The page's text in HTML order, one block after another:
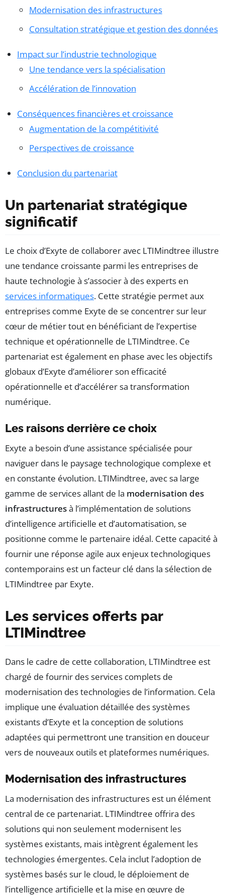
Modernisation des infrastructures
Consultation stratégique et gestion des données
Impact sur l’industrie technologique
Une tendance vers la spécialisation
Accélération de l’innovation
Conséquences financières et croissance
Augmentation de la compétitivité
Perspectives de croissance
Conclusion du partenariat
Un partenariat stratégique
significatif
Le choix d’Exyte de collaborer avec LTIMindtree illustre
une tendance croissante parmi les entreprises de
haute technologie à s’associer à des experts en
services informatiques. Cette stratégie permet aux
entreprises comme Exyte de se concentrer sur leur
cœur de métier tout en bénéficiant de l’expertise
technique et opérationnelle de LTIMindtree. Ce
partenariat est également en phase avec les objectifs
globaux d’Exyte d’améliorer son efficacité
opérationnelle et d’accélérer sa transformation
numérique.
Les raisons derrière ce choix
Exyte a besoin d’une assistance spécialisée pour
naviguer dans le paysage technologique complexe et
en constante évolution. LTIMindtree, avec sa large
gamme de services allant de la modernisation des
infrastructuresà l’implémentation de solutions
d’intelligence artificielle et d’automatisation, se
positionne comme le partenaire idéal. Cette capacité à
fournir une réponse agile aux enjeux technologiques
contemporains est un facteur clé dans la sélection de
LTIMindtree par Exyte.
Les services offerts par
LTIMindtree
Dans le cadre de cette collaboration, LTIMindtree est
chargé de fournir des services complets de
modernisation des technologies de l’information. Cela
implique une évaluation détaillée des systèmes
existants d’Exyte et la conception de solutions
adaptées qui permettront une transition en douceur
vers de nouveaux outils et plateformes numériques.
Modernisation des infrastructures
La modernisation des infrastructures est un élément
central de ce partenariat. LTIMindtree offrira des
solutions qui non seulement modernisent les
systèmes existants, mais intègrent également les
technologies émergentes. Cela inclut l’adoption de
systèmes basés sur le cloud, le déploiement de
l’intelligence artificielle et la mise en œuvre de